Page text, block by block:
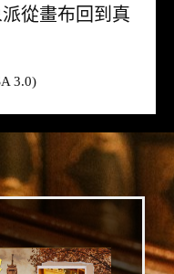
從畫布回到真
3.0)